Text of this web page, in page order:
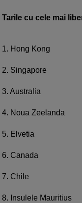
Tarile cu cele mai
1. Hong Kong
2. Singapore
3. Australia
4. Noua Zeelanda
5. Elvetia
6. Canada
7. Chile
8. Insulele Mauritius